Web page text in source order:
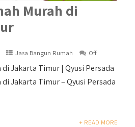
Murah di
Jasa Bangun Rumah Off
Jakarta Timur | Qyusi Persada
Jakarta Timur – Qyusi Persada
+ READ MORE